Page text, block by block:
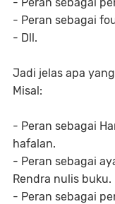
- Peran sebagai
- Dll.
Jadi jelas apa
Misal:
- Peran sebagai
hafalan.
- Peran sebagai
Rendra nulis buku.
- Peran sebagai